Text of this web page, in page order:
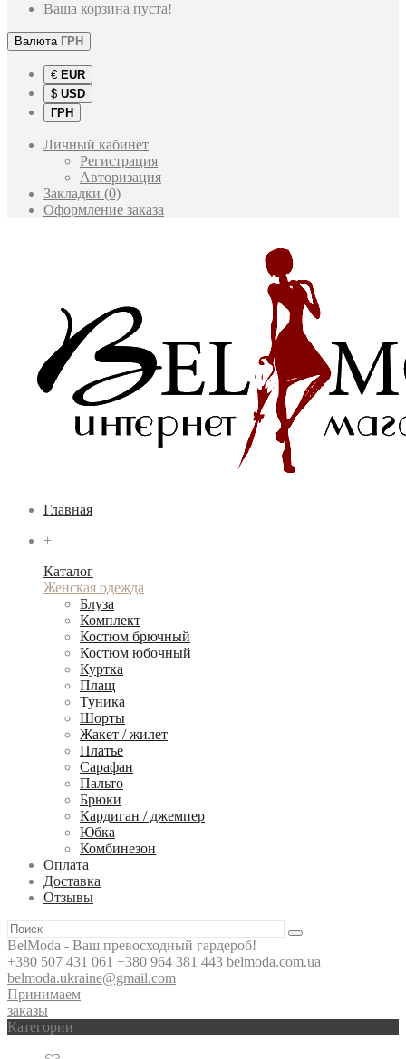
Ваша корзина пуста!
Валюта ГРН
€ EUR
$ USD
ГРН
Личный кабинет
Регистрация
Авторизация
Закладки (0)
Оформление заказа
Главная
+
Каталог
Женская одежда
Блуза
Комплект
Костюм брючный
Костюм юбочный
Куртка
Плащ
Туника
Шорты
Жакет / жилет
Платье
Сарафан
Пальто
Брюки
Кардиган / джемпер
Юбка
Комбинезон
Оплата
Доставка
Отзывы
BelModa - Ваш превосходный гардероб!
+380 507 431 061 +380 964 381 443 belmoda.com.ua
belmoda.ukraine@gmail.com
Принимаем
заказы
Категории